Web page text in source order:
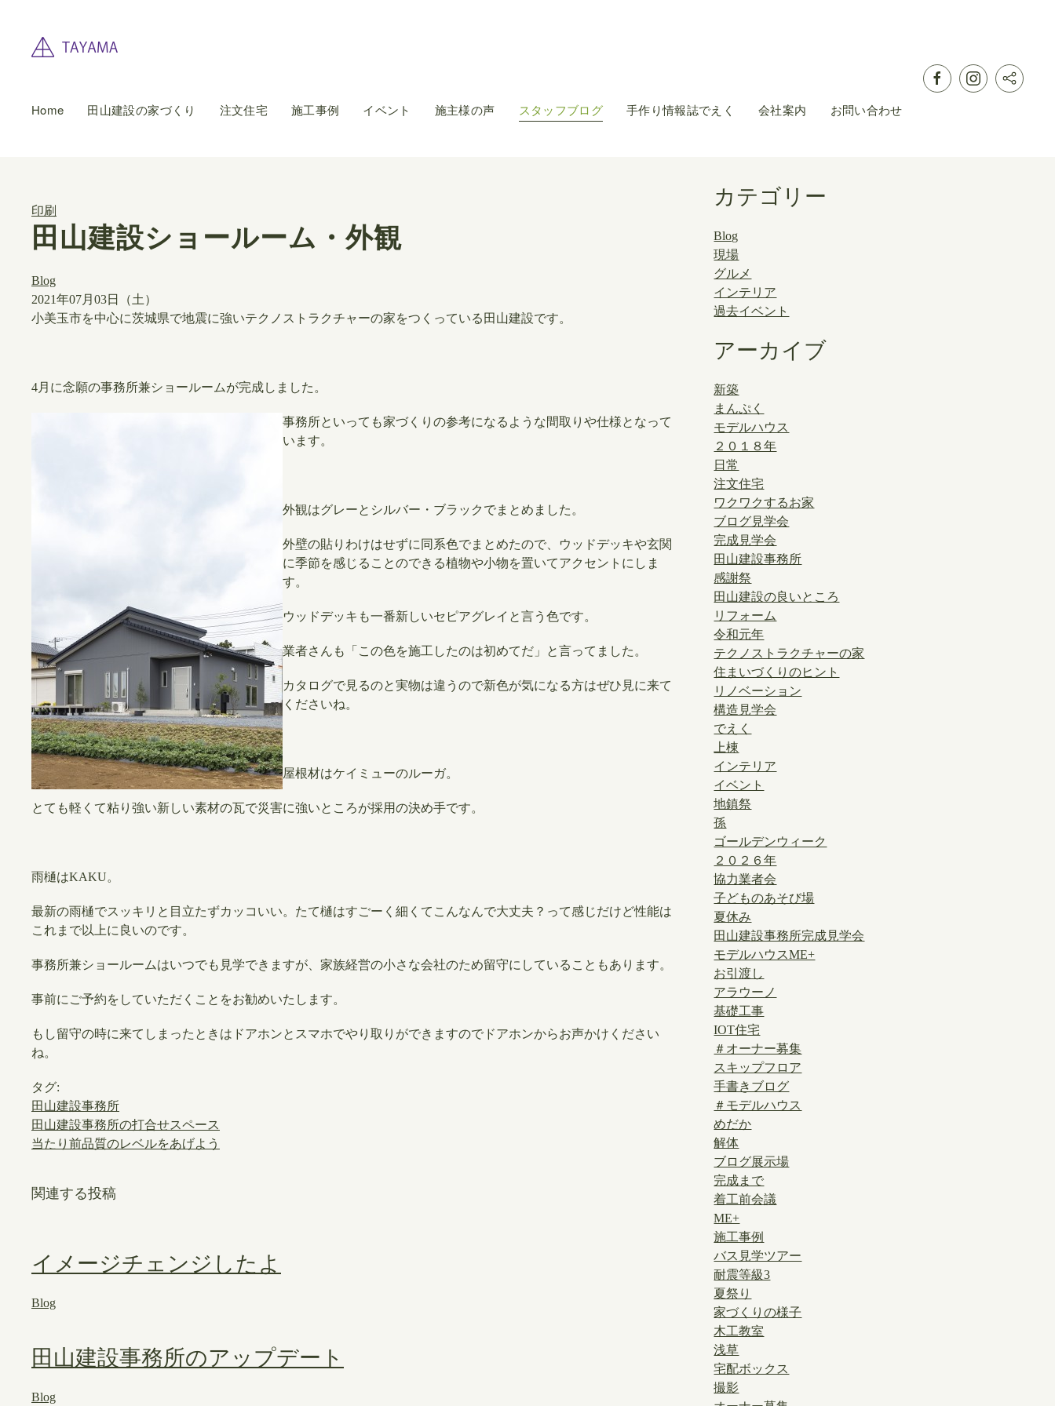
Home 田山建設の家づくり 注文住宅 施工事例 イベント 施主様の声 スタッフブログ 手作り情報誌でえく 会社案内 お問い合わせ
印刷
田山建設ショールーム・外観
Blog
2021年07月03日（土）
小美玉市を中心に茨城県で地震に強いテクノストラクチャーの家をつくっている田山建設です。
4月に念願の事務所兼ショールームが完成しました。
事務所といっても家づくりの参考になるような間取りや仕様となって
います。
外観はグレーとシルバー・ブラックでまとめました。
外壁の貼りわけはせずに同系色でまとめたので、ウッドデッキや玄関
に季節を感じることのできる植物や小物を置いてアクセントにしま
す。
ウッドデッキも一番新しいセピアグレイと言う色です。
業者さんも「この色を施工したのは初めてだ 」と言ってました。
カタログで見るのと実物は違うので新色が気になる方はぜひ見に来て
くださいね。
屋根材はケイミューのルーガ。
とても軽くて粘り強い新しい素材の瓦で災害に強いところが採用の決め手です。
雨樋はKAKU。
最新の雨樋でスッキリと目立たずカッコいい。たて樋はすごーく細くてこんなんで大丈夫？って感じだけど性能は
これまで以上に良いのです。
事務所兼ショールームはいつでも見学できますが、家族経営の小さな会社のため留守にしていることもあります。
事前にご予約をしていただくことをお勧めいたします。
もし留守の時に来てしまったときはドアホンとスマホでやり取りができますのでドアホンからお声かけください
ね。
タグ:
田山建設事務所
田山建設事務所の打合せスペース
当たり前品質のレベルをあげよう
関連する投稿
イメージチェンジしたよ
Blog
田山建設事務所のアップデート
Blog
カテゴリー
Blog
現場
グルメ
インテリア
過去イベント
アーカイブ
新築
まんぷく
モデルハウス
２０１８年
日常
注文住宅
ワクワクするお家
ブログ見学会
完成見学会
田山建設事務所
感謝祭
田山建設の良いところ
リフォーム
令和元年
テクノストラクチャーの家
住まいづくりのヒント
リノベーション
構造見学会
でえく
上棟
インテリア
イベント
地鎮祭
孫
ゴールデンウィーク
２０２６年
協力業者会
子どものあそび場
夏休み
田山建設事務所完成見学会
モデルハウスME+
お引渡し
アラウーノ
基礎工事
IOT住宅
＃オーナー募集
スキップフロア
手書きブログ
＃モデルハウス
めだか
解体
ブログ展示場
完成まで
着工前会議
ME+
施工事例
バス見学ツアー
耐震等級3
夏祭り
家づくりの様子
木工教室
浅草
宅配ボックス
撮影